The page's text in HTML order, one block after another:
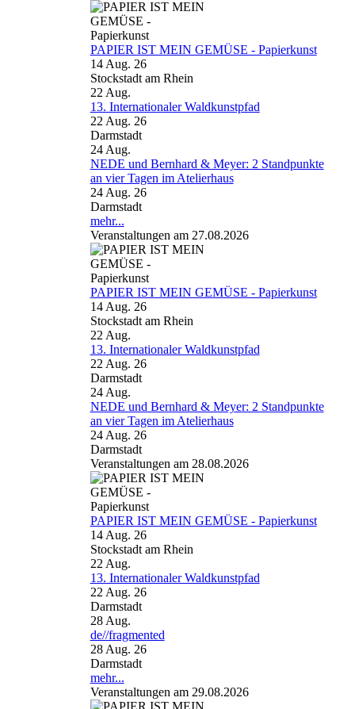
PAPIER IST MEIN GEMÜSE - Papierkunst
14 Aug. 26
Stockstadt am Rhein
22 Aug.
13. Internationaler Waldkunstpfad
22 Aug. 26
Darmstadt
24 Aug.
NEDE und Bernhard & Meyer: 2 Standpunkte
an vier Tagen im Atelierhaus
24 Aug. 26
Darmstadt
mehr...
Veranstaltungen am 27.08.2026
PAPIER IST MEIN GEMÜSE - Papierkunst
14 Aug. 26
Stockstadt am Rhein
22 Aug.
13. Internationaler Waldkunstpfad
22 Aug. 26
Darmstadt
24 Aug.
NEDE und Bernhard & Meyer: 2 Standpunkte
an vier Tagen im Atelierhaus
24 Aug. 26
Darmstadt
Veranstaltungen am 28.08.2026
PAPIER IST MEIN GEMÜSE - Papierkunst
14 Aug. 26
Stockstadt am Rhein
22 Aug.
13. Internationaler Waldkunstpfad
22 Aug. 26
Darmstadt
28 Aug.
de//fragmented
28 Aug. 26
Darmstadt
mehr...
Veranstaltungen am 29.08.2026